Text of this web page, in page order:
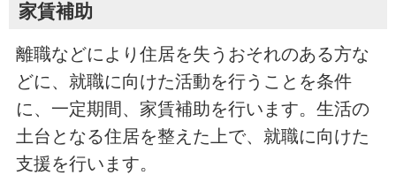
家賃補助
離職などにより住居を失うおそれのある方な
どに、就職に向けた活動を行うことを条件
に、一定期間、家賃補助を行います。生活の
土台となる住居を整えた上で、就職に向けた
支援を行います。